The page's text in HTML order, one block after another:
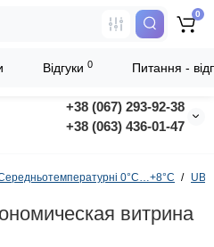
+38 (067) 293-92-38
+38 (063) 436-01-47
0
0°C…+8°C
витрина
Відгуки 0 Питання -